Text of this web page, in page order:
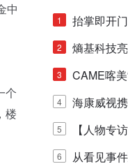
中
个
楼
1
抬掌即开
止认人脸
2
熵基科技
脑机技术
3
CAME喀
能培训正
4
海康威视
里绿波网
5
【人物专
宁解码安
6
从看见事